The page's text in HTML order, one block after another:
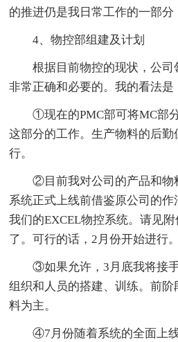
的推进仍是我日常工作的一部分
4、物控部组建及计划
根据目前物控的现状，公司
非常正确和必要的。我的看法是
①现在的PMC部可将MC部分
这部分的工作。生产物料的后
行。
②目前我对公司的产品和物
系统正式上线前借鉴原公司的
我们的EXCEL物控系统。请见
了。可行的话，2月份开始进行。
③如果允许，3月底我将接手
组织和人员的搭建、训练。前
料为主。
④7月份随着系统的全面上线